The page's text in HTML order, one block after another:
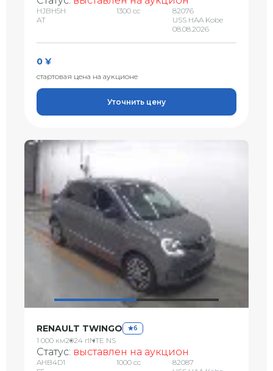
HJBH5H
AT
1300 сс
82076
USS HAA Kobe
08.08.2026
0 ¥
стартовая цена на аукционе
Уточнить цену
RENAULT TWINGO 6
1 000 км2024 гINTE NS
Статус: выставлен на аукцион
AHB4D1
1000 сс
82087